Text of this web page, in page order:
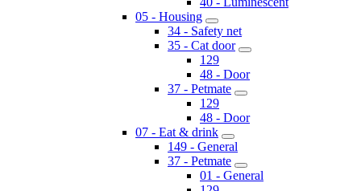
05 - Housing
34 - Safety net
35 - Cat door
129
48 - Door
37 - Petmate
129
48 - Door
07 - Eat & drink
149 - General
37 - Petmate
01 - General